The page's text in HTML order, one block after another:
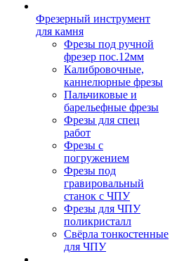
Фрезерный инструмент
для камня
Фрезы под ручной
фрезер пос.12мм
Калибровочные,
каннелюрные фрезы
Пальчиковые и
барельефные фрезы
Фрезы для спец
работ
Фрезы с
погружением
Фрезы под
гравировальный
станок с ЧПУ
Фрезы для ЧПУ
поликристалл
Свёрла тонкостенные
для ЧПУ